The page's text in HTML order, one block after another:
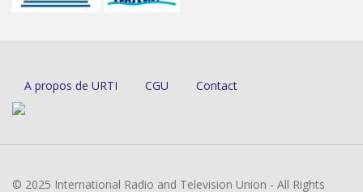
A propos de URTI CGU Contact
© 2025 International Radio and Television Union - All Rights